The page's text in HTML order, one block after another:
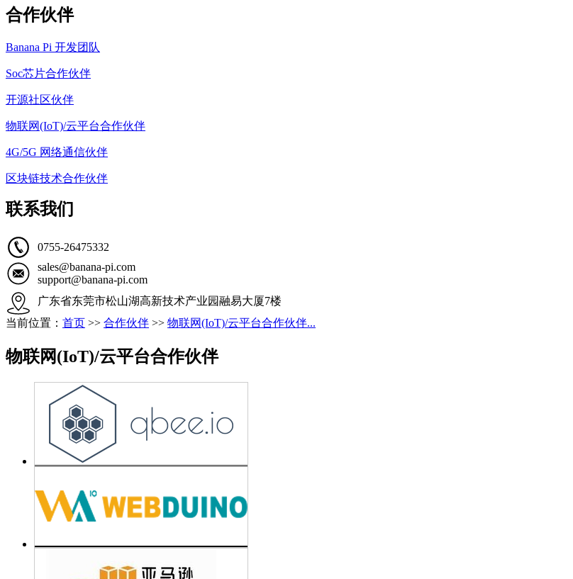
合作伙伴
Banana Pi 开发团队
Soc芯片合作伙伴
开源社区伙伴
物联网(IoT)/云平台合作伙伴
4G/5G 网络通信伙伴
区块链技术合作伙伴
联系我们
0755-26475332
sales@banana-pi.com
support@banana-pi.com
广东省东莞市松山湖高新技术产业园融易大厦7楼
当前位置： 首页 >> 合作伙伴 >> 物联网(IoT)/云平台合作伙伴...
物联网(IoT)/云平台合作伙伴